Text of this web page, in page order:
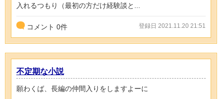
入れるつもり（最初の方だけ経験談と...
コメント 0件 登録日 2021.11.20 21:51
不定期な小説
願わくば、長編の仲間入りをしますよーに